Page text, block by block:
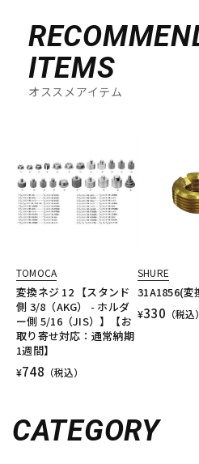
ITEMS
オススメアイテム
TOMOCA
変換ネジ 12 【スタンド
側 3/8（AKG） - ホルダ
ー側 5/16（JIS）】【お
取り寄せ対応：通常納期
1週間】
¥748 （税込）
SHURE
31A1856(変
¥330 （税込）
CATEGORY